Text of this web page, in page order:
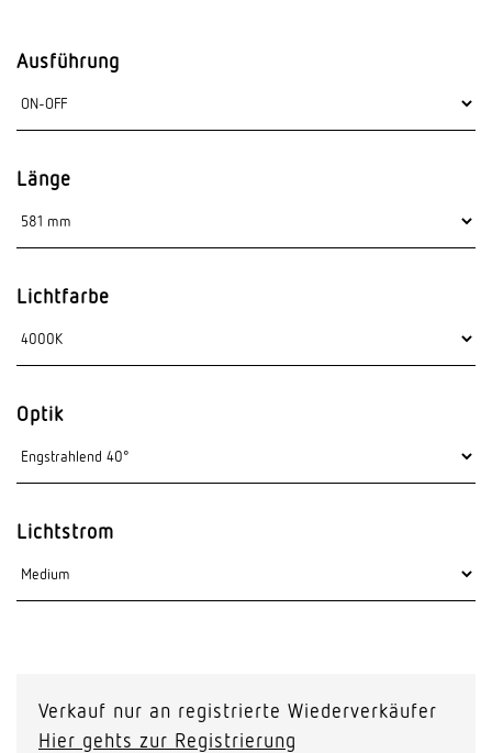
Ausführung
Länge
Lichtfarbe
Optik
Lichtstrom
Verkauf nur an registrierte Wiederverkäufer
Hier gehts zur Registrierung